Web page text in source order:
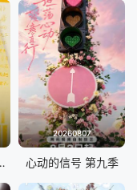
们 第三季
20260807
心动的信号 第九季